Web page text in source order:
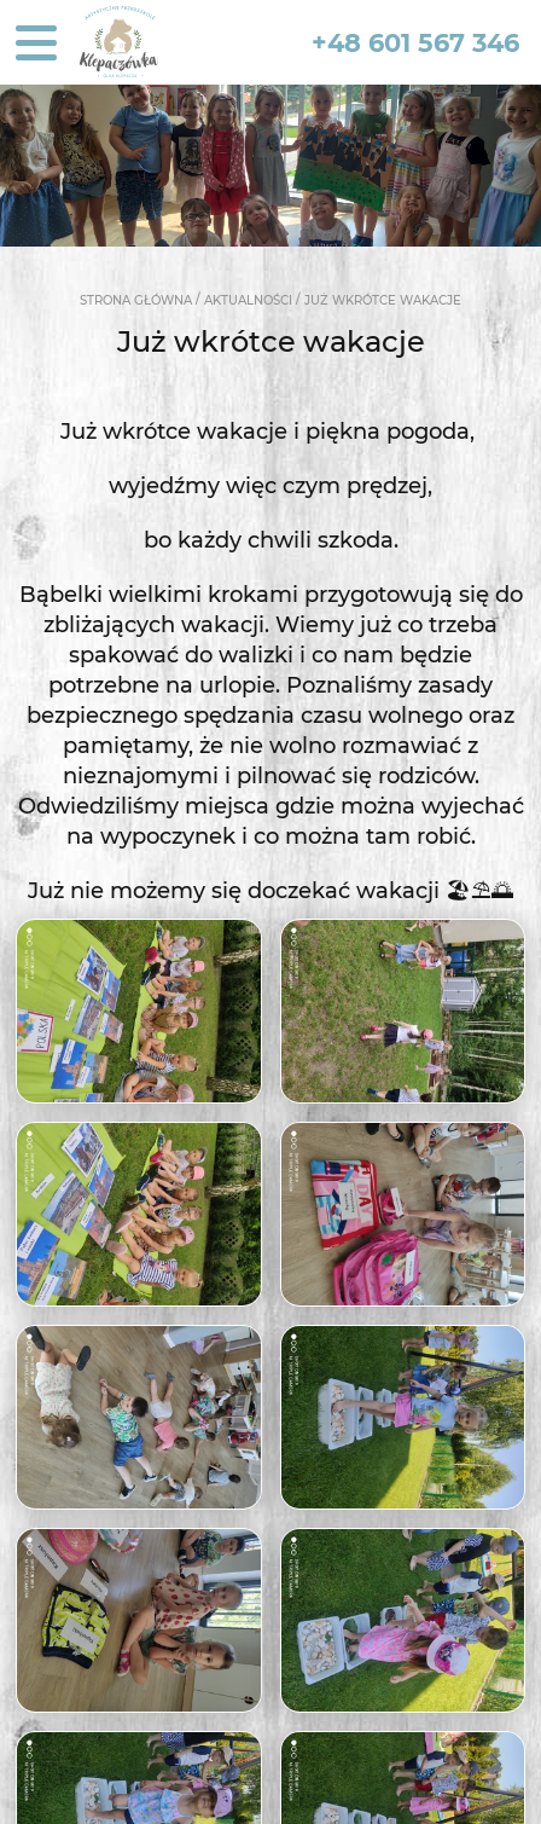
+48 601 567 346
STRONA GŁÓWNA / AKTUALNOŚCI / JUŻ WKRÓTCE WAKACJE
Już wkrótce wakacje
Już wkrótce wakacje i piękna pogoda,
wyjedźmy więc czym prędzej,
bo każdy chwili szkoda.
Bąbelki wielkimi krokami przygotowują się do
zbliżających wakacji. Wiemy już co trzeba
spakować do walizki i co nam będzie
potrzebne na urlopie. Poznaliśmy zasady
bezpiecznego spędzania czasu wolnego oraz
pamiętamy, że nie wolno rozmawiać z
nieznajomymi i pilnować się rodziców.
Odwiedziliśmy miejsca gdzie można wyjechać
na wypoczynek i co można tam robić.
Już nie możemy się doczekać wakacji 🏖️⛱️🌅